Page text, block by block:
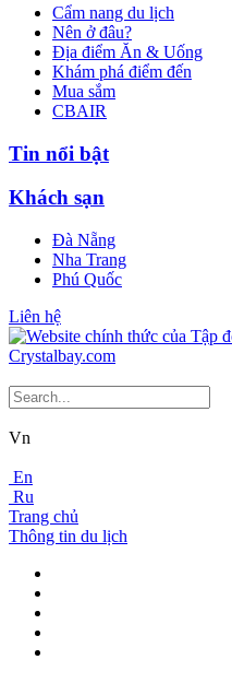
Cẩm nang du lịch
Nên ở đâu?
Địa điểm Ăn & Uống
Khám phá điểm đến
Mua sắm
CBAIR
Tin nổi bật
Khách sạn
Đà Nẵng
Nha Trang
Phú Quốc
Liên hệ
Vn
En
Ru
Trang chủ
Thông tin du lịch